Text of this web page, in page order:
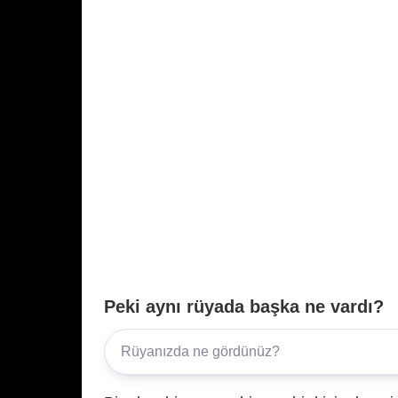
Peki aynı rüyada başka ne vardı?